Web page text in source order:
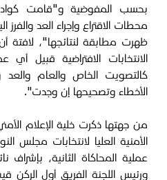
بحسب المفوضية و"قامت
محطات الاقتراع وإجراء العد
ظهرت مطابقة لنتائجها"،
الانتخابات الافتراضية قبيل أي
كالتصويت الخاص والعام والعد
الأخطاء وتصحيحها إن وجدت".
من جهتها ذكرت خلية الإعلام
عملية المحاكاة الثانية، بإشراف
ورئيس اللجنة الفريق أول